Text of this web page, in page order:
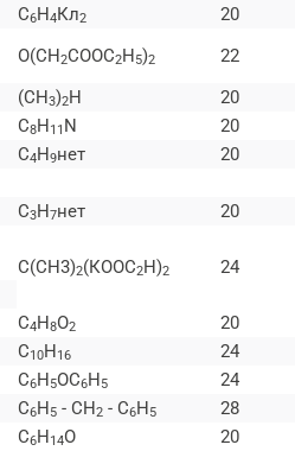
C6H4Кл2
20
O(СН2СООС2H5)2
22
(СН3)2Н
20
C8H11 N
20
C4H9нет
20
C3H7нет
20
C(CH3)2(КООС2H)2
24
C4H8O2
20
C10H16
24
C6H5ОС6H5
24
C6H5 - СН2 - C6H5
28
C6H14O
20